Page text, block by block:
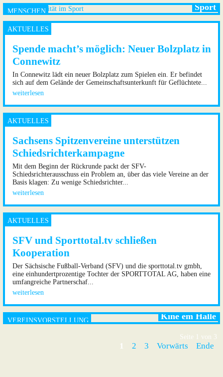
Sport
Spende macht’s möglich: Neuer Bolzplatz in
Connewitz
In Connewitz lädt ein neuer Bolzplatz zum Spielen ein. Er befindet
sich auf dem Gelände der Gemeinschaftsunterkunft für Geflüchtete...
weiterlesen
Sachsens Spitzenvereine unterstützen
Schiedsrichterkampagne
Mit dem Beginn der Rückrunde packt der SFV-
Schiedsrichterausschuss ein Problem an, über das viele Vereine an der
Basis klagen: Zu wenige Schiedsrichter...
weiterlesen
SFV und Sporttotal.tv schließen
Kooperation
Der Sächsische Fußball-Verband (SFV) und die sporttotal.tv gmbh,
eine einhundertprozentige Tochter der SPORTTOTAL AG, haben eine
umfangreiche Partnerschaf...
weiterlesen
Kine em Halle
Seite 1 von 3
1 2 3 Vorwärts Ende